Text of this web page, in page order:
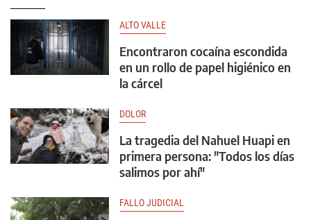
ALTO VALLE
Encontraron cocaína escondida
en un rollo de papel higiénico en
la cárcel
DOLOR
La tragedia del Nahuel Huapi en
primera persona: "Todos los días
salimos por ahí"
FALLO JUDICIAL